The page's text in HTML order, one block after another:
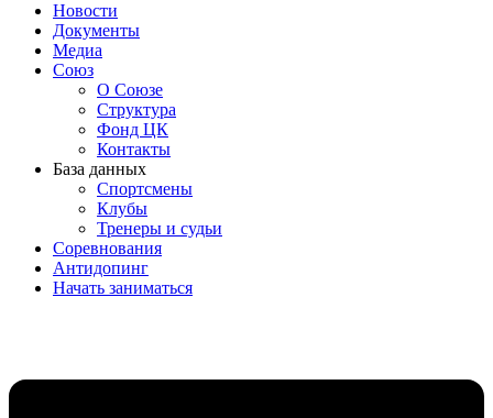
Новости
Документы
Медиа
Союз
О Союзе
Структура
Фонд ЦК
Контакты
База данных
Спортсмены
Клубы
Тренеры и судьи
Соревнования
Антидопинг
Начать заниматься